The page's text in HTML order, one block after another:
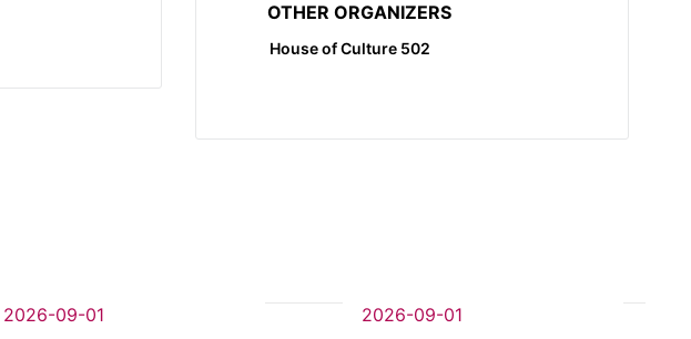
OTHER ORGANIZERS
House of Culture 502
2026-09-01 2026-09-01